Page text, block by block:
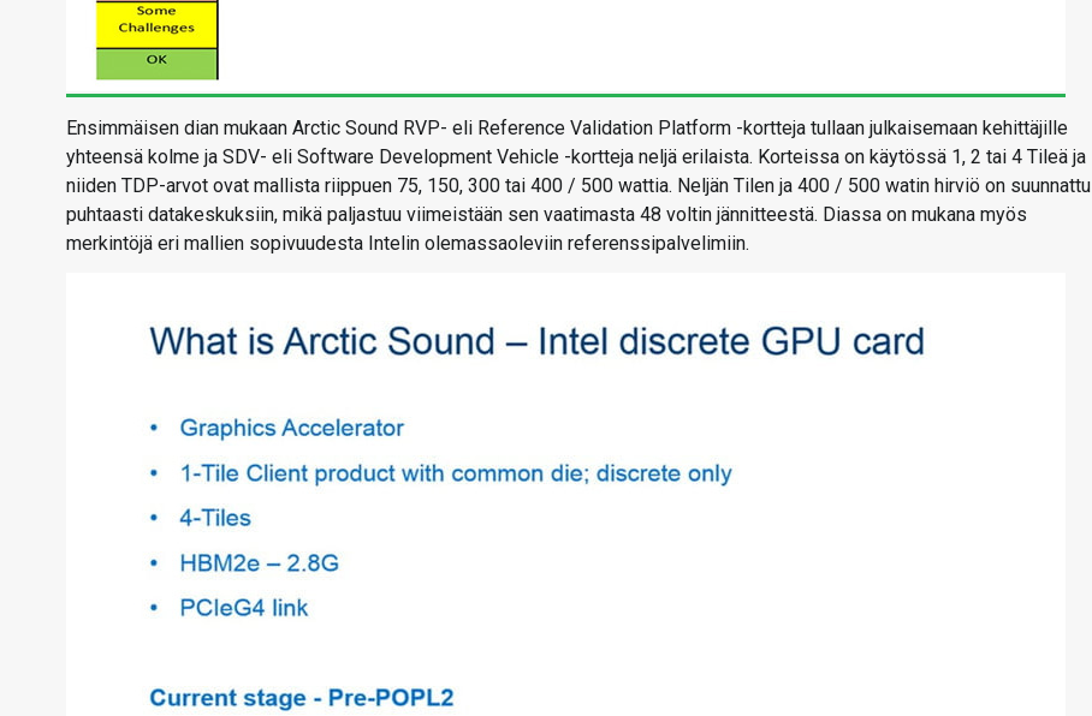
Ensimmäisen dian mukaan Arctic Sound RVP- eli Reference Validation Platform -kortteja tullaan julkaisemaan kehittäjille
yhteensä kolme ja SDV- eli Software Development Vehicle -kortteja neljä erilaista. Korteissa on käytössä 1, 2 tai 4 Tileä ja
niiden TDP-arvot ovat mallista riippuen 75, 150, 300 tai 400 / 500 wattia. Neljän Tilen ja 400 / 500 watin hirviö on suunnattu
puhtaasti datakeskuksiin, mikä paljastuu viimeistään sen vaatimasta 48 voltin jännitteestä. Diassa on mukana myös
merkintöjä eri mallien sopivuudesta Intelin olemassaoleviin referenssipalvelimiin.